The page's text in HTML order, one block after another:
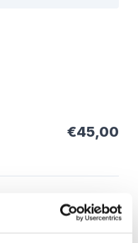
€45,00
gerust voor